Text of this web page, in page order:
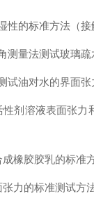
性的标准方法（接
测量法测试玻璃
试油对水的界面
性剂溶液表面张力
橡胶胶乳的标准
力的标准测试方